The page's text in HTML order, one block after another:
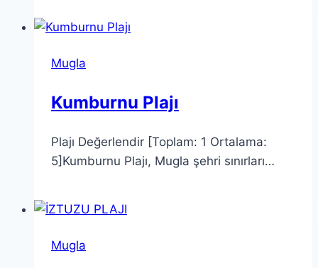
Mugla
Kumburnu Plajı
Plajı Değerlendir [Toplam: 1 Ortalama:
5]Kumburnu Plajı, Mugla şehri sınırları…
Mugla